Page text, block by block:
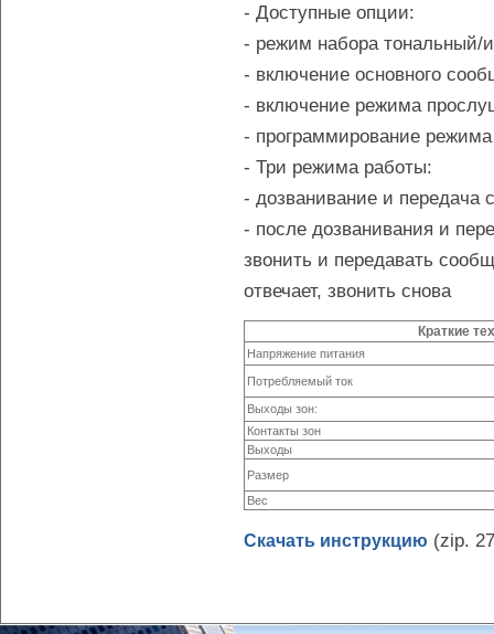
- Доступные опции:
- режим набора тональный/
- включение основного
- включение режима
- программирование
- Три режима работы:
- дозванивание и передача
- после дозванивания и
звонить и передавать
отвечает, звонить снова
Краткие
Напряжение питания
Потребляемый ток
Выходы зон:
Контакты зон
Выходы
Размер
Вес
Скачать инструкцию (zip.